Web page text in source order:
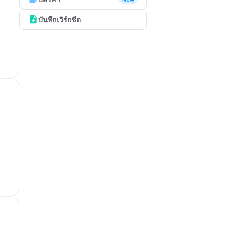
บันทึกเวิร์กชีต